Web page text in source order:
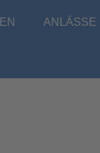
ANLÄSSE